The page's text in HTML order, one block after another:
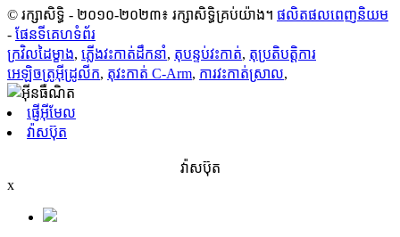
© រក្សាសិទ្ធិ - ២០១០-២០២៣៖ រក្សាសិទ្ធិគ្រប់យ៉ាង។ ផលិតផលពេញនិយម
- ផែនទីគេហទំព័រ
ក្រវិល​ដៃ​ម្ខាង, ភ្លើងវះកាត់ដឹកនាំ, តុបន្ទប់វះកាត់, តុប្រតិបត្តិការ
អេឡិចត្រូអ៊ីដ្រូលីក, តុវះកាត់ C-Arm, ការវះកាត់ស្រាល,
ផ្ញើអ៊ីមែល
វ៉ាសប៊ុត
វ៉ាសប៊ុត
x